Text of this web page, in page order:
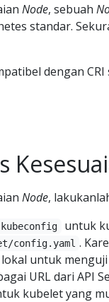
Node, sebuah
standar.
dengan
Node,
untuk
config.yaml .
untuk
URL dari API
kubelet yang